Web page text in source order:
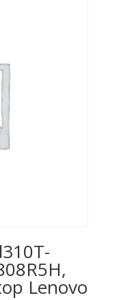
Lenovo